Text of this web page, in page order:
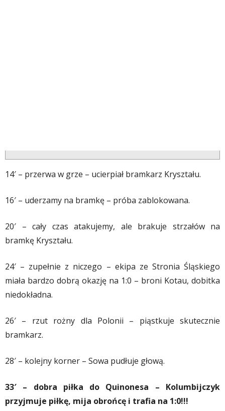
14′ – przerwa w grze – ucierpiał bramkarz Kryształu.
16′ – uderzamy na bramkę – próba zablokowana.
20′ – cały czas atakujemy, ale brakuje strzałów na
bramkę Kryształu.
24′ – zupełnie z niczego – ekipa ze Stronia Śląskiego
miała bardzo dobrą okazję na 1:0 – broni Kotau, dobitka
niedokładna.
26′ – rzut rożny dla Polonii – piąstkuje skutecznie
bramkarz.
28′ – kolejny korner – Sowa pudłuje głową.
33′ – dobra piłka do Quinonesa – Kolumbijczyk
przyjmuje piłkę, mija obrońcę i trafia na 1:0!!!